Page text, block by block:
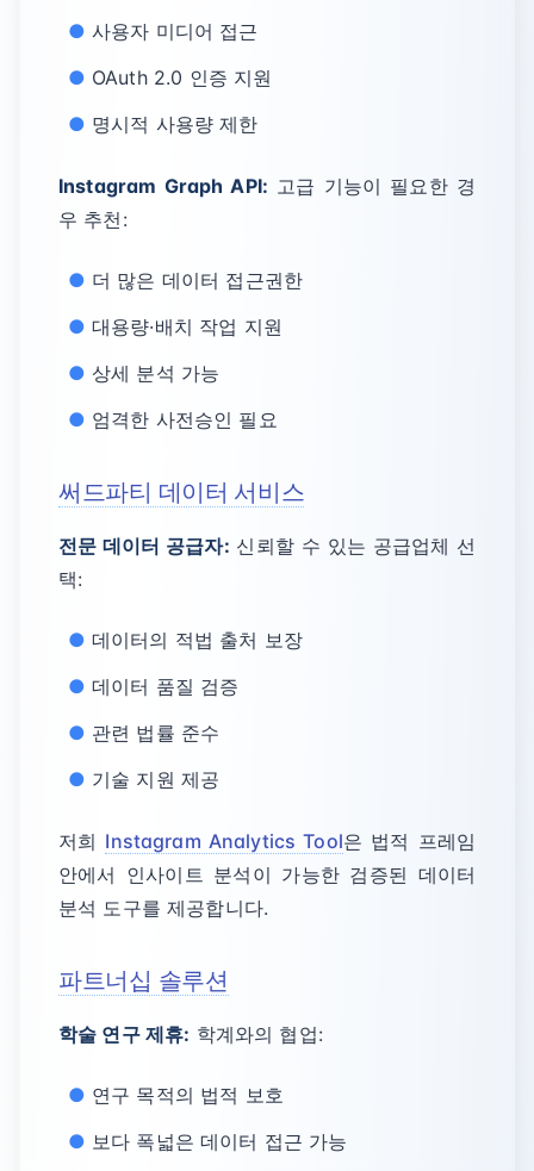
사용자 미디어 접근
OAuth 2.0 인증 지원
명시적 사용량 제한
Instagram Graph API: 고급 기능이 필요한 경
우 추천:
더 많은 데이터 접근권한
대용량·배치 작업 지원
상세 분석 가능
엄격한 사전승인 필요
써드파티 데이터 서비스
전문 데이터 공급자: 신뢰할 수 있는 공급업체 선
택:
데이터의 적법 출처 보장
데이터 품질 검증
관련 법률 준수
기술 지원 제공
저희 Instagram Analytics Tool은 법적 프레임
안에서 인사이트 분석이 가능한 검증된 데이터
분석 도구를 제공합니다.
파트너십 솔루션
학술 연구 제휴: 학계와의 협업:
연구 목적의 법적 보호
보다 폭넓은 데이터 접근 가능